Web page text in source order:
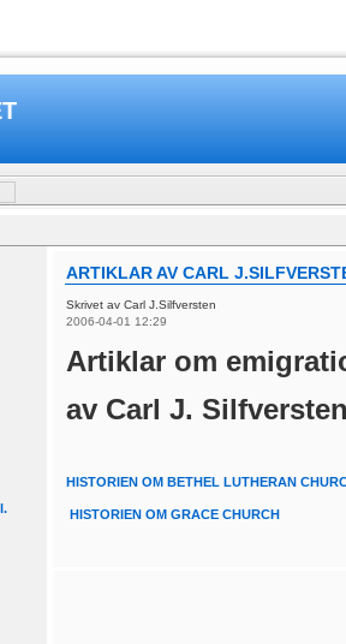
ARTIKLAR AV CARL
Skrivet av Carl J.Silfversten
2006-04-01 12:29
Artiklar om
av Carl J.
HISTORIEN OM BETHEL LUTHERAN
HISTORIEN OM GRACE CHURCH